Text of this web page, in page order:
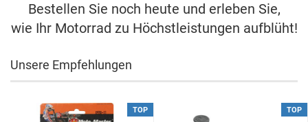
Bestellen Sie noch heute und erleben Sie,
wie Ihr Motorrad zu Höchstleistungen aufblüht!
Unsere Empfehlungen
TOP TOP